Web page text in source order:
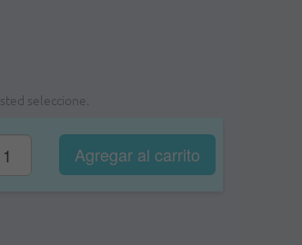
seleccione.
Agregar al carrito